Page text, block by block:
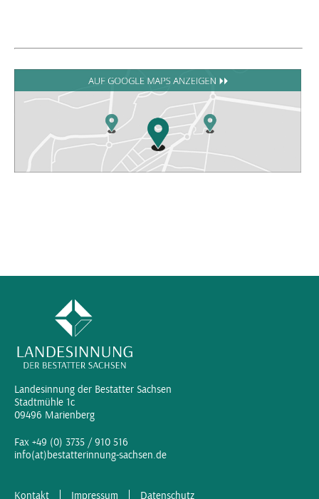
Landesinnung der Bestatter Sachsen
Stadtmühle 1c
09496 Marienberg
Fax +49 (0) 3735 / 910 516
info(at)bestatterinnung-sachsen.de
Kontakt Impressum Datenschutz